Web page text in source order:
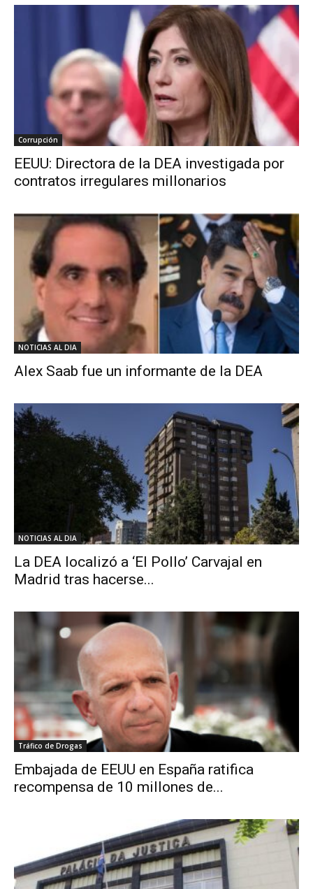
Corrupción
EEUU: Directora de la DEA investigada por
contratos irregulares millonarios
NOTICIAS AL DIA
Alex Saab fue un informante de la DEA
NOTICIAS AL DIA
La DEA localizó a ‘El Pollo’ Carvajal en
Madrid tras hacerse...
Tráfico de Drogas
Embajada de EEUU en España ratifica
recompensa de 10 millones de...